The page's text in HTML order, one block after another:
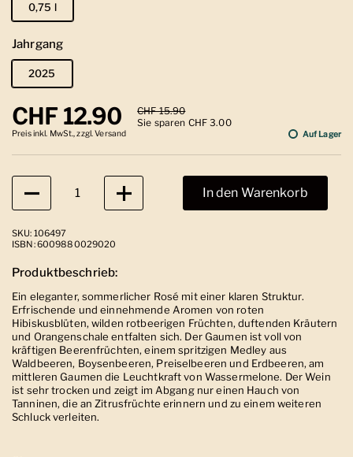
0,75 l
Jahrgang
2025
Regulärer Preis
CHF 12.90 Sale-Preis
CHF 15.90
Sie sparen CHF 3.00
Preis inkl. MwSt., zzgl. Versand Auf Lager
Anzahl
In den Warenkorb
SKU: 106497
ISBN: 6009880029020
Produktbeschrieb:
Ein eleganter, sommerlicher Rosé mit einer klaren Struktur.
Erfrischende und einnehmende Aromen von roten
Hibiskusblüten, wilden rotbeerigen Früchten, duftenden Kräutern
und Orangenschale entfalten sich. Der Gaumen ist voll von
kräftigen Beerenfrüchten, einem spritzigen Medley aus
Waldbeeren, Boysenbeeren, Preiselbeeren und Erdbeeren, am
mittleren Gaumen die Leuchtkraft von Wassermelone. Der Wein
ist sehr trocken und zeigt im Abgang nur einen Hauch von
Tanninen, die an Zitrusfrüchte erinnern und zu einem weiteren
Schluck verleiten.